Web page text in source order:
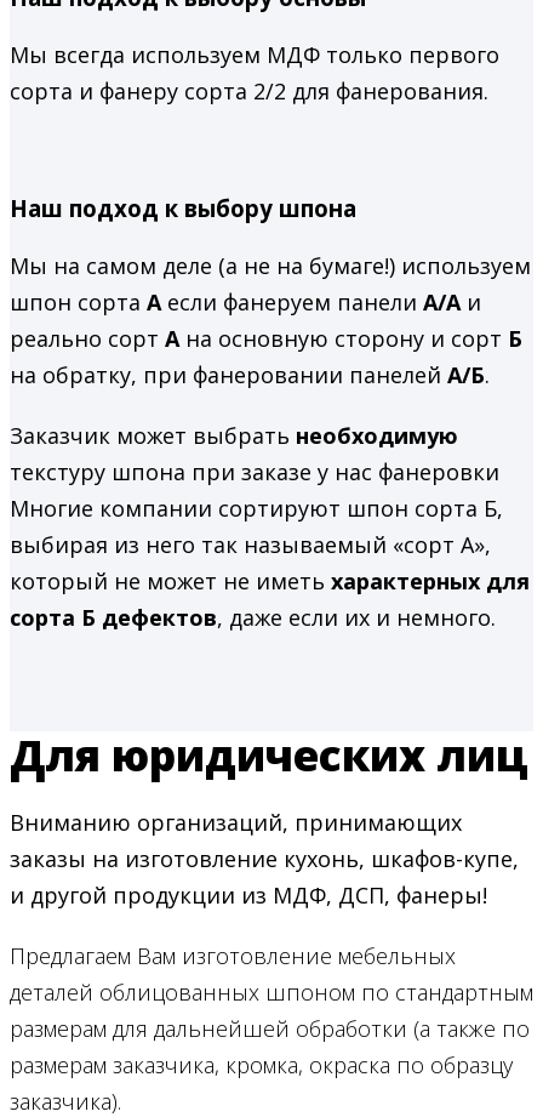
Мы всегда используем МДФ только первого
сорта и фанеру сорта 2/2 для фанерования.
Наш подход к выбору шпона
Мы на самом деле (а не на бумаге!) используем
шпон сорта Аесли фанеруем панели А/Аи
реально сорт Ана основную сторону и сорт Б
на обратку, при фанеровании панелей А/Б.
Заказчик может выбрать необходимую
текстуру шпона при заказе у нас фанеровки
Многие компании сортируют шпон сорта Б,
выбирая из него так называемый «сорт А»,
который не может не иметь характерных для
сорта Б дефектов, даже если их и немного.
Для юридических лиц
Вниманию организаций, принимающих
заказы на изготовление кухонь, шкафов-купе,
и другой продукции из МДФ, ДСП, фанеры!
Предлагаем Вам изготовление мебельных
деталей облицованных шпоном по стандартным
размерам для дальнейшей обработки (а также по
размерам заказчика, кромка, окраска по образцу
заказчика).